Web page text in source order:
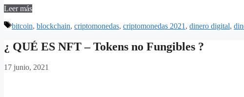
Leer más
Etiquetas
bitcoin, blockchain, criptomonedas, criptomonedas 2021 , dinero digital,
¿ QUÉ ES NFT – Tokens no Fungibles ?
17 junio, 2021